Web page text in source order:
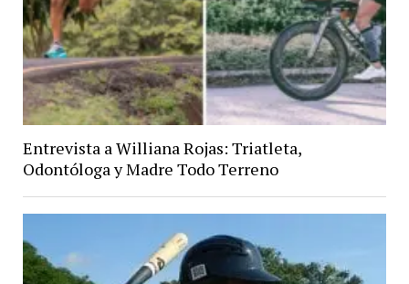
Entrevista a Williana Rojas: Triatleta,
Odontóloga y Madre Todo Terreno